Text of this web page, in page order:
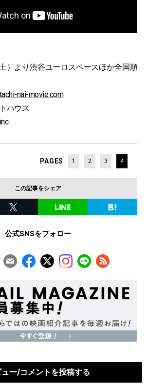
）より渋谷ユーロスペースほか全国順
nai-movie.com
ハウス
PAGES 1 2 3 4
この記事をシェア
公式SNSをフォロー
ュー/コメントを投稿する